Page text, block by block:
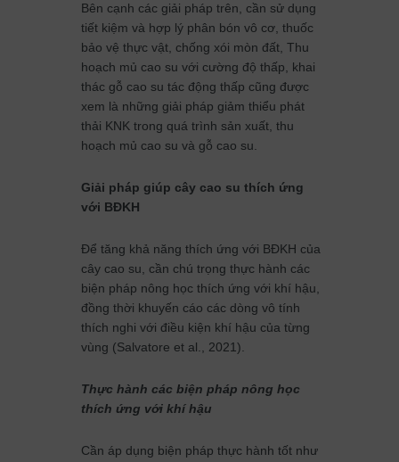
Bên cạnh các giải pháp trên, cần sử dụng
tiết kiệm và hợp lý phân bón vô cơ, thuốc
bảo vệ thực vật, chống xói mòn đất, Thu
hoạch mủ cao su với cường độ thấp, khai
thác gỗ cao su tác động thấp cũng được
xem là những giải pháp giảm thiểu phát
thải KNK trong quá trình sản xuất, thu
hoạch mủ cao su và gỗ cao su.
Giải pháp giúp cây cao su thích ứng
với BĐKH
Để tăng khả năng thích ứng với BĐKH của
cây cao su, cần chú trọng thực hành các
biện pháp nông học thích ứng với khí hậu,
đồng thời khuyến cáo các dòng vô tính
thích nghi với điều kiện khí hậu của từng
vùng (Salvatore et al., 2021).
Thực hành các biện pháp nông học
thích ứng với khí hậu
Cần áp dụng biện pháp thực hành tốt như